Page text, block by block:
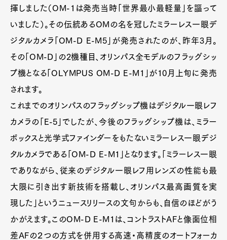
揮しました（OM-1は発売当時「世界最小最軽量」を謳って
いました）。その伝統あるOMの名を冠したミラーレス一眼デ
ジタルカメラ「OM-D E-M5」が発売されたのが、昨年3月。
その「OM-D」の2機種目、オリンパス全モデルのフラッグシッ
プ機となる「OLYMPUS OM-D E-M1」が10月上旬に発売
されます。
これまでのオリンパスのフラッグシップ機はデジタル一眼レフ
カメラの「E-5」でしたが、今後のフラッグシップ機は、ミラー
ボックスと光学式ファインダーをもたないミラーレス一眼デジ
タルカメラである「OM-D E-M1」となります。「ミラーレス一眼
でありながら、従来のデジタル一眼レフ用レンズの性能も最
大限に引き出す新技術を搭載し、オリンパス最高画質を実
現した」というニュースリリースの文句からも、自信のほどがう
かがえます。このOM-D E-M1は、コントラストAFと像面位相
差AFの２つの方式を併用する高速・高精度のオートフォーカ